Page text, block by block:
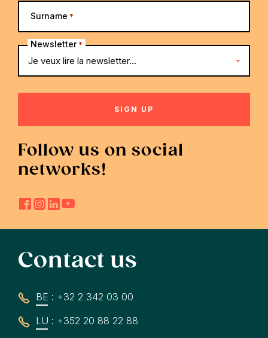
Surname *
Newsletter *
Follow us on social
networks!
Contact us
BE : +32 2 342 03 00
LU : +352 20 88 22 88